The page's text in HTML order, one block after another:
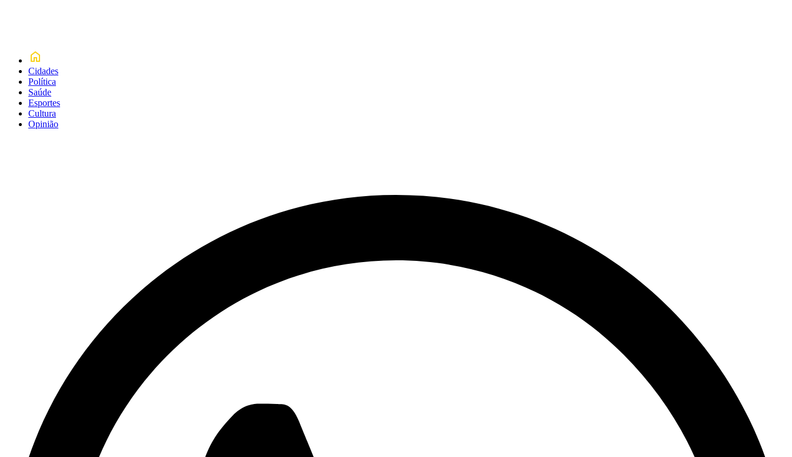
Cidades
Política
Saúde
Esportes
Cultura
Opinião